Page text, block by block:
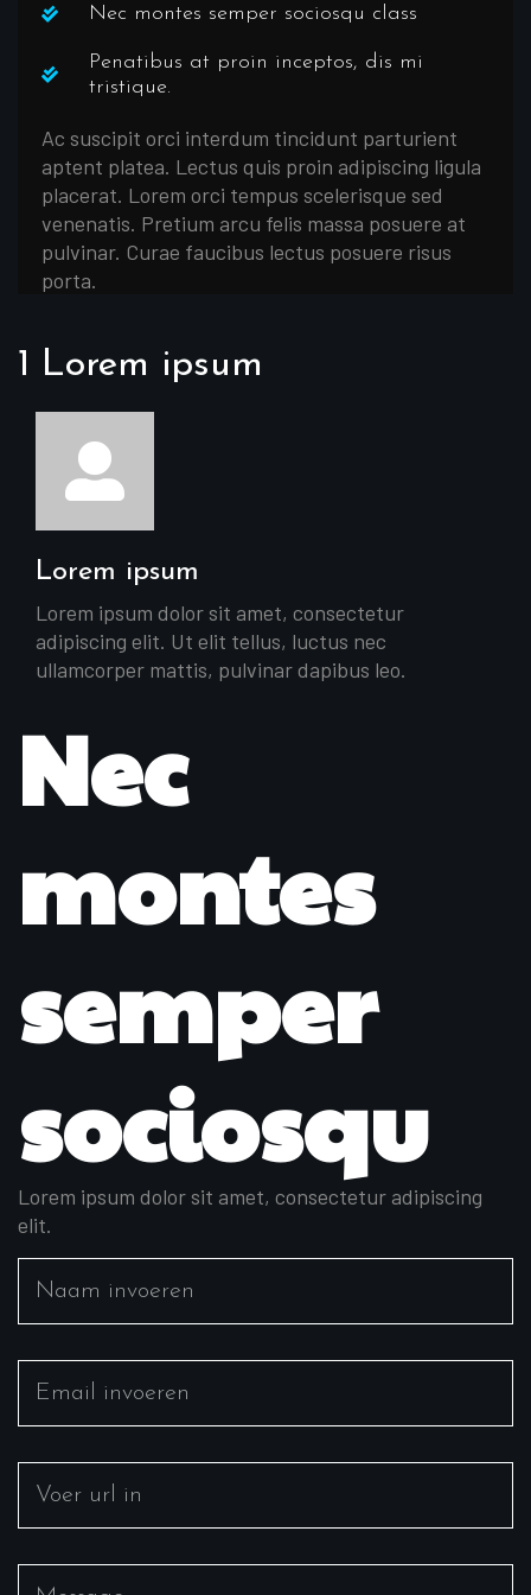
Nec montes semper sociosqu class
Penatibus at proin inceptos, dis mi
tristique.
Ac suscipit orci interdum tincidunt parturient
aptent platea. Lectus quis proin adipiscing ligula
placerat. Lorem orci tempus scelerisque sed
venenatis. Pretium arcu felis massa posuere at
pulvinar. Curae faucibus lectus posuere risus
porta.
1 Lorem ipsum
Lorem ipsum
Lorem ipsum dolor sit amet, consectetur
adipiscing elit. Ut elit tellus, luctus nec
ullamcorper mattis, pulvinar dapibus leo.
Nec
montes
semper
sociosqu
Lorem ipsum dolor sit amet, consectetur adipiscing
elit.